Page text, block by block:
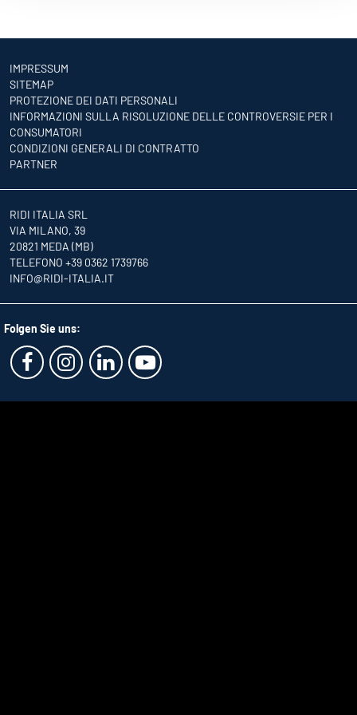
IMPRESSUM
SITEMAP
PROTEZIONE DEI DATI PERSONALI
INFORMAZIONI SULLA RISOLUZIONE DELLE CONTROVERSIE PER I
CONSUMATORI
CONDIZIONI GENERALI DI CONTRATTO
PARTNER
RIDI ITALIA SRL
VIA MILANO, 39
20821 MEDA (MB)
TELEFONO +39 0362 1739766
INFO@RIDI-ITALIA.IT
Folgen Sie uns: